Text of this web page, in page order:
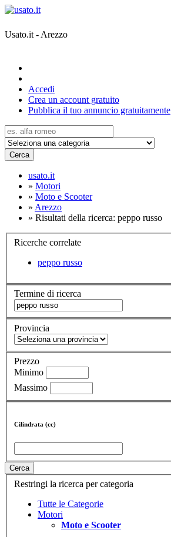
Usato.it - Arezzo
Accedi
Crea un account gratuito
Pubblica il tuo annuncio gratuitamente
Cerca
usato.it
» Motori
» Moto e Scooter
» Arezzo
» Risultati della ricerca: peppo russo
Ricerche correlate
peppo russo
Termine di ricerca
Provincia
Prezzo
Minimo
Massimo
Cilindrata (cc)
Cerca
Restringi la ricerca per categoria
Tutte le Categorie
Motori
Moto e Scooter